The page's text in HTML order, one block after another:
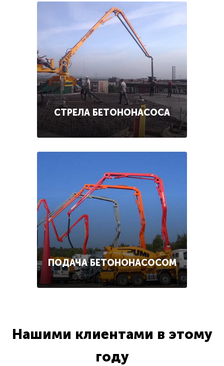
СТРЕЛА БЕТОНОНАСОСА
ПОДАЧА БЕТОНОНАСОСОМ
Нашими клиентами в этому
году